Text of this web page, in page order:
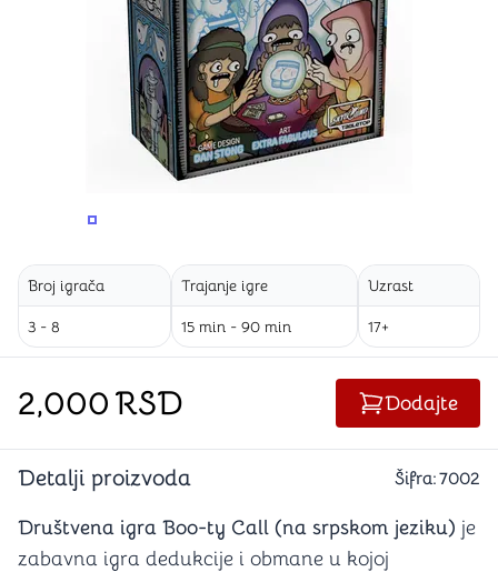
PROMENITE UGAO GLEDANJA
Broj igrača
3 - 8
Trajanje igre
15 min - 90 min
Uzrast
17+
2,000RSD Dodajte
Detalji proizvoda Šifra:7002
Društvena igra Boo-ty Call (na srpskom jeziku) je
zabavna igra dedukcije i obmane u kojoj